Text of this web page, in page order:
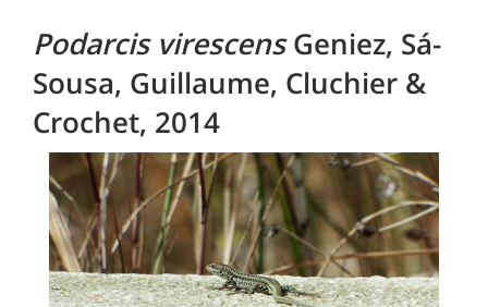
Podarcis virescensGeniez, Sá-
Sousa, Guillaume, Cluchier &
Crochet, 2014